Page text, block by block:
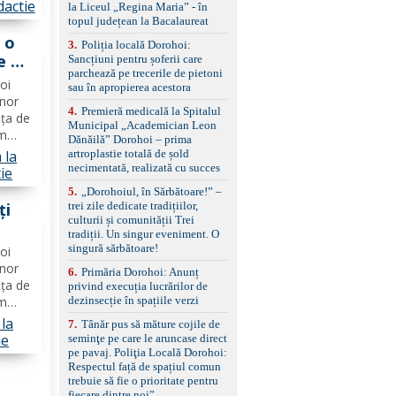
în
o
de
de
de
în
la
de
panoramică, geamuri
spate fumurii Carlig de
remorcare Bonus: -
Covorașe textile montate
pe mașină. -Ofer și un
set de covorașe din
împreună cu un set de
anvelope de iarnă.
la Liceul „Regina Maria” - în
topul județean la Bacalaureat
3. Poliția locală Dorohoi:
Sancțiuni pentru șoferii care
parchează pe trecerile de pietoni
sau în apropierea acestora
4. Premieră medicală la Spitalul
Municipal „Academician Leon
Dănăilă” Dorohoi – prima
artroplastie totală de șold
necimentată, realizată cu succes
5.
„Dorohoiul, în Sărbătoare!” –
trei zile dedicate tradițiilor,
culturii și comunității Trei
tradiții. Un singur eveniment. O
singură sărbătoare!
6. Primăria Dorohoi: Anunț
privind execuția lucrărilor de
dezinsecție în spațiile verzi
7. Tânăr pus să măture cojile de
seminţe pe care le aruncase direct
pe pavaj. Poliţia Locală Dorohoi:
Respectul față de spațiul comun
trebuie să fie o prioritate pentru